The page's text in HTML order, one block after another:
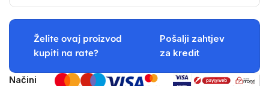
Želite ovaj proizvod
kupiti na rate?
Pošalji zahtjev
za kredit
Načini